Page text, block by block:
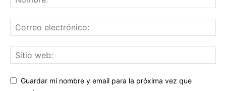
Guardar mi nombre y email para la próxima vez que